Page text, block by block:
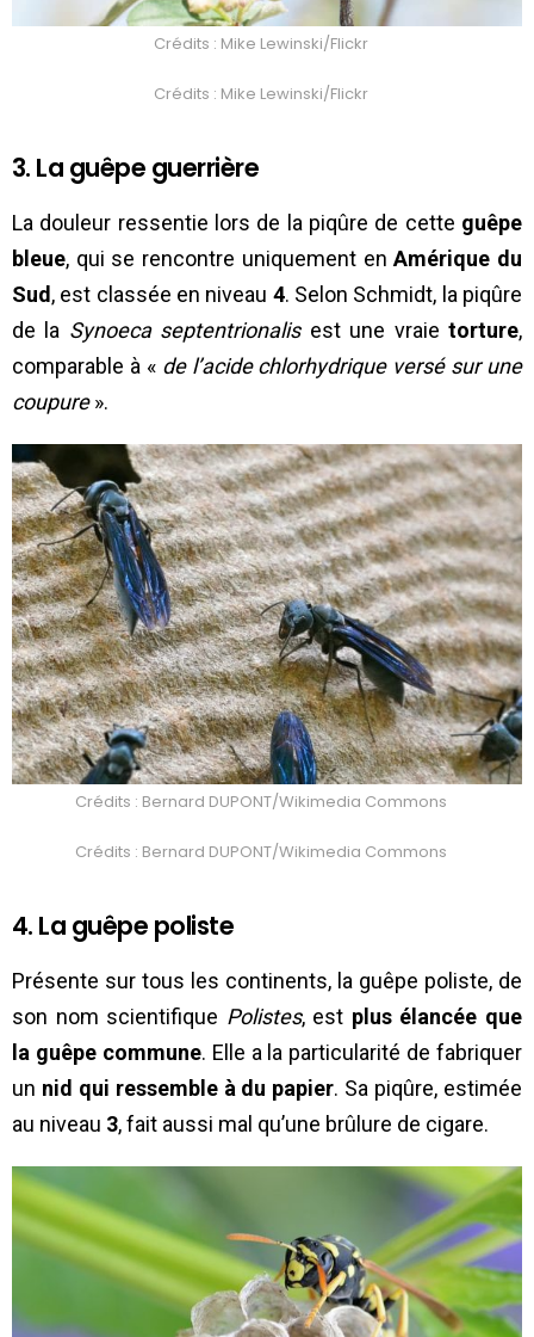
Crédits : Mike Lewinski/Flickr
Crédits : Mike Lewinski/Flickr
3. La guêpe guerrière
La douleur ressentie lors de la piqûre de cette guêpe
bleue, qui se rencontre uniquement enAmérique du
Sud , est classée en niveau 4. Selon Schmidt, la piqûre
de la Synoeca septentrionalisest une vraietorture,
comparable à « de l’acide chlorhydrique versé sur une
coupure».
Crédits : Bernard DUPONT/Wikimedia Commons
Crédits : Bernard DUPONT/Wikimedia Commons
4. La guêpe poliste
Présente sur tous les continents, la guêpe poliste, de
son nom scientifique Polistes, est plus élancée que
la guêpe commune. Elle a la particularité de fabriquer
un nid qui ressemble à du papier. Sa piqûre, estimée
au niveau 3, fait aussi mal qu’une brûlure de cigare.